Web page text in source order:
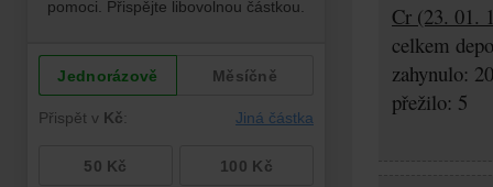
Cr (23. 01.
celkem
zahynulo:
přežilo: 5